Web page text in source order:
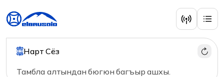
Нарт Сёз
Тамбла алтындан бюгюн багъыр ашхы.